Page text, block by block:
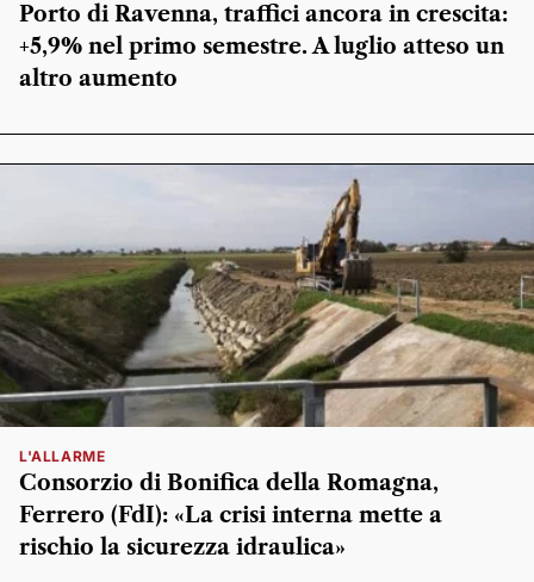
Porto di Ravenna, traffici ancora in crescita:
+5,9% nel primo semestre. A luglio atteso un
altro aumento
L'ALLARME
Consorzio di Bonifica della Romagna,
Ferrero (FdI): «La crisi interna mette a
rischio la sicurezza idraulica»